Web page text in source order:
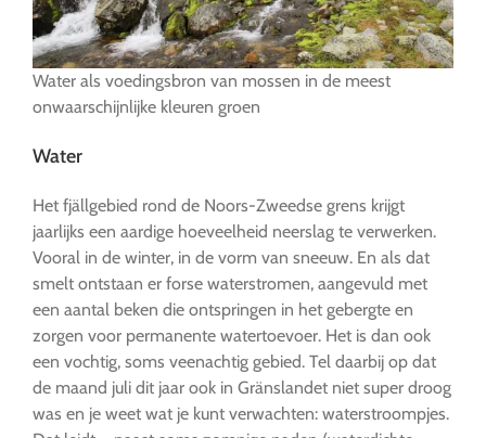
Water als voedingsbron van mossen in de meest
onwaarschijnlijke kleuren groen
Water
Het fjällgebied rond de Noors-Zweedse grens krijgt
jaarlijks een aardige hoeveelheid neerslag te verwerken.
Vooral in de winter, in de vorm van sneeuw. En als dat
smelt ontstaan er forse waterstromen, aangevuld met
een aantal beken die ontspringen in het gebergte en
zorgen voor permanente watertoevoer. Het is dan ook
een vochtig, soms veenachtig gebied. Tel daarbij op dat
de maand juli dit jaar ook in Gränslandet niet super droog
was en je weet wat je kunt verwachten: waterstroompjes.